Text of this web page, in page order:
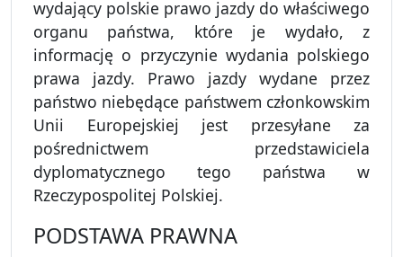
wydający polskie prawo jazdy do właściwego
organu państwa, które je wydało, z
informację o przyczynie wydania polskiego
prawa jazdy. Prawo jazdy wydane przez
państwo niebędące państwem członkowskim
Unii Europejskiej jest przesyłane za
pośrednictwem przedstawiciela
dyplomatycznego tego państwa w
Rzeczypospolitej Polskiej.
PODSTAWA PRAWNA